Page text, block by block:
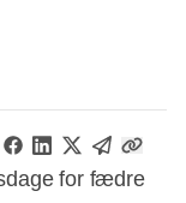
for fædre